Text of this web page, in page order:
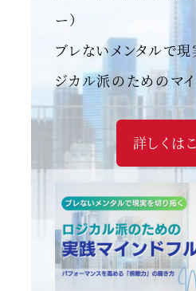
ー）
ブレないメンタルで現
ジカル派のためのマイ
詳しくは